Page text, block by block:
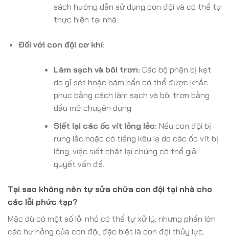
sách hướng dẫn sử dụng con đội và có thể tự
thực hiện tại nhà.
Đối với con đội cơ khí:
Làm sạch và bôi trơn: Các bộ phận bị kẹt
do gỉ sét hoặc bám bẩn có thể được khắc
phục bằng cách làm sạch và bôi trơn bằng
dầu mỡ chuyên dụng.
Siết lại các ốc vít lỏng lẻo: Nếu con đội bị
rung lắc hoặc có tiếng kêu lạ do các ốc vít bị
lỏng, việc siết chặt lại chúng có thể giải
quyết vấn đề.
Tại sao không nên tự sửa chữa con đội tại nhà cho
các lỗi phức tạp?
Mặc dù có một số lỗi nhỏ có thể tự xử lý, nhưng phần lớn
các hư hỏng của con đội, đặc biệt là con đội thủy lực,